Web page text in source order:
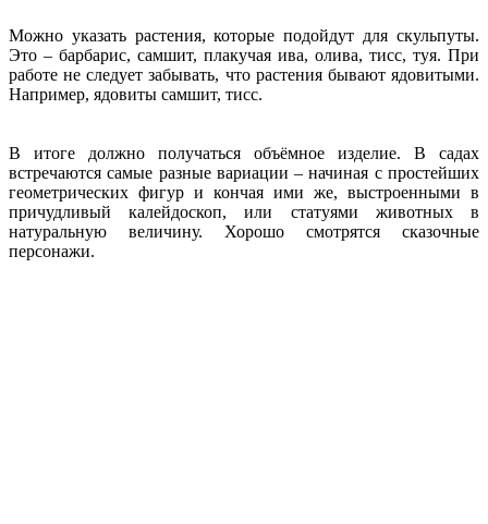
Можно указать растения, которые подойдут для скульпуты.
Это – барбарис, самшит, плакучая ива, олива, тисс, туя. При
работе не следует забывать, что растения бывают ядовитыми.
Например, ядовиты самшит, тисс.
В итоге должно получаться объёмное изделие. В садах
встречаются самые разные вариации – начиная с простейших
геометрических фигур и кончая ими же, выстроенными в
причудливый калейдоскоп, или статуями животных в
натуральную величину. Хорошо смотрятся сказочные
персонажи.